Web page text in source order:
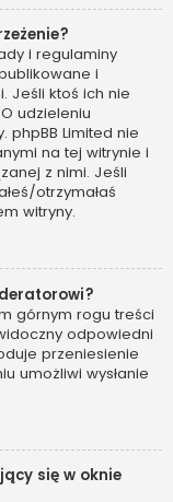
i regulaminy
i
Jeśli ktoś ich nie
udzieleniu
phpBB Limited nie
na tej witrynie i
z nimi. Jeśli
otrzymałaś
witryny.
górnym rogu treści
odpowiedni
przeniesienie
umożliwi wysłanie
się w oknie